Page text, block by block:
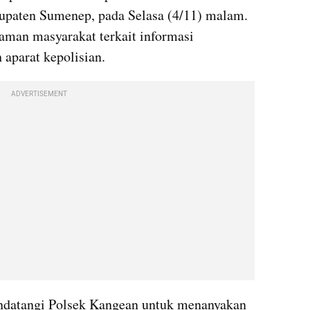
Sumenep, pada Selasa (4/11) malam.
masyarakat terkait informasi
aparat kepolisian.
ADVERTISEMENT
Polsek Kangean untuk menanyakan